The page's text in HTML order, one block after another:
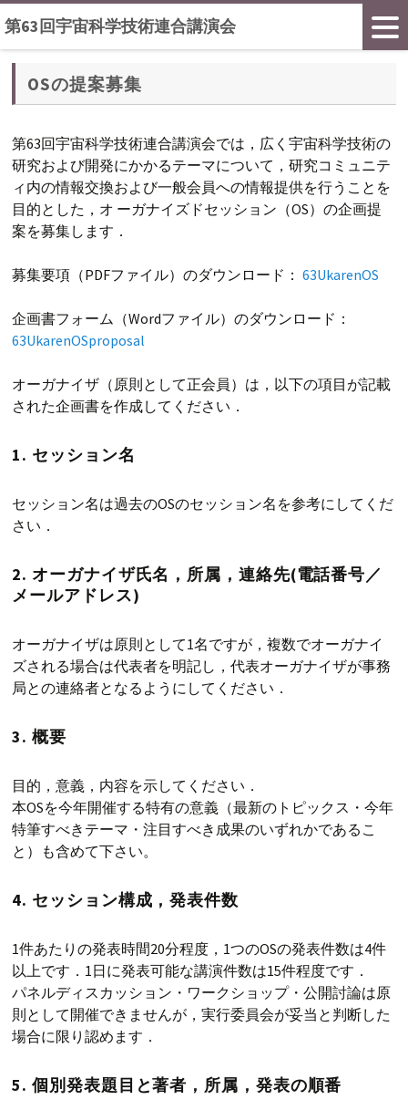
第63回宇宙科学技術連合講演会
OSの提案募集
第63回宇宙科学技術連合講演会では，広く宇宙科学技術の
研究および開発にかかるテーマについて，研究コミュニテ
ィ内の情報交換および一般会員への情報提供を行うことを
目的とした，オ ーガナイズドセッション（OS）の企画提
案を募集します．
募集要項（PDFファイル）のダウンロード：63UkarenOS
企画書フォーム（Wordファイル）のダウンロード：
63UkarenOSproposal
オーガナイザ（原則として正会員）は，以下の項目が記載
された企画書を作成してください．
1. セッション名
セッション名は過去のOSのセッション名を参考にしてくだ
さい．
2. オーガナイザ氏名，所属，連絡先(電話番号／
メールアドレス)
オーガナイザは原則として1名ですが，複数でオーガナイ
ズされる場合は代表者を明記し，代表オーガナイザが事務
局との連絡者となるようにしてください．
3. 概要
目的，意義，内容を示してください．
本OSを今年開催する特有の意義（最新のトピックス・今年
特筆すべきテーマ・注目すべき成果のいずれかであるこ
と）も含めて下さい。
4. セッション構成，発表件数
1件あたりの発表時間20分程度，1つのOSの発表件数は4件
以上です．1日に発表可能な講演件数は15件程度です．
パネルディスカッション・ワークショップ・公開討論は原
則として開催できませんが，実行委員会が妥当と判断した
場合に限り認めます．
5. 個別発表題目と著者，所属，発表の順番